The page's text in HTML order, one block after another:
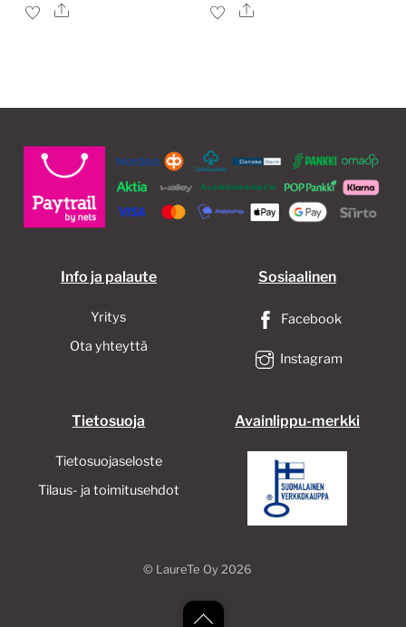
Ale Ale
Info ja palaute
Yritys
Ota yhteyttä
Sosiaalinen
Facebook
Instagram
Tietosuoja
Tietosuojaseloste
Tilaus- ja toimitusehdot
Avainlippu-merkki
Back
© LaureTe Oy2026